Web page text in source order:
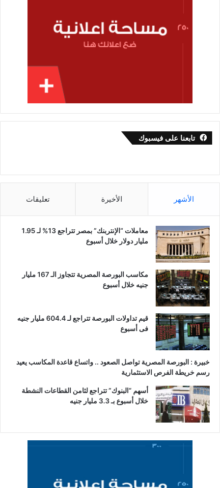
تابعنا على فيسبوك
الأشهر الأخيرة تعليقات
معاملات “الإنتربنك” بمصر تتراجع 13% لـ 1.95
مليار دولار خلال أسبوع
مكاسب البورصة المصرية تتجاوز الـ 167 مليار
جنيه خلال أسبوع
قيم تداولات البورصة تتراجع لـ 604.4 مليار جنيه
فى أسبوع
خبيرة : البورصة المصرية تواصل الصعود .. واتساع قاعدة المكاسب يعيد
رسم خريطة الفرص الاستثمارية
أسهم “البنوك” تتراجع لثامن القطاعات النشطة
خلال أسبوع بـ 3.3 مليار جنيه